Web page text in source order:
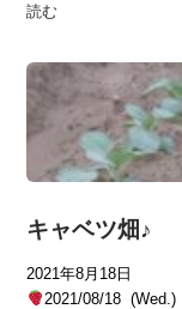
読む
キャベツ畑♪
2021年8月18日
2021/08/18